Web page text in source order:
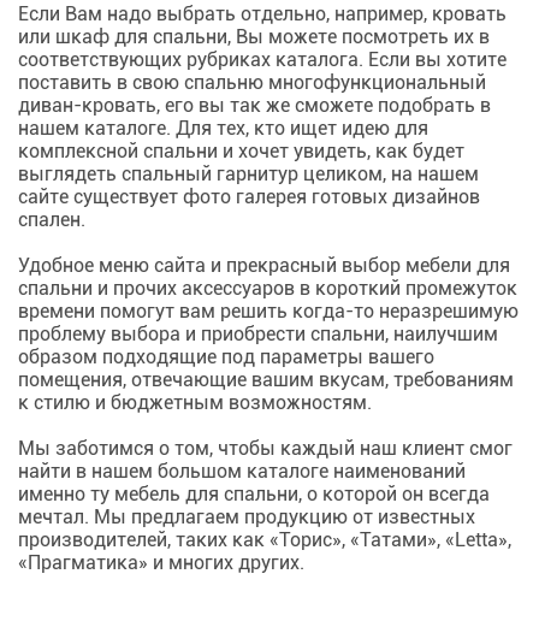
Если Вам надо выбрать отдельно, например, кровать
или шкаф для спальни, Вы можете посмотреть их в
соответствующих рубриках каталога. Если вы хотите
поставить в свою спальню многофункциональный
диван-кровать, его вы так же сможете подобрать в
нашем каталоге. Для тех, кто ищет идею для
комплексной спальни и хочет увидеть, как будет
выглядеть спальный гарнитур целиком, на нашем
сайте существует фото галерея готовых дизайнов
спален.
Удобное меню сайта и прекрасный выбор мебели для
спальни и прочих аксессуаров в короткий промежуток
времени помогут вам решить когда-то неразрешимую
проблему выбора и приобрести спальни, наилучшим
образом подходящие под параметры вашего
помещения, отвечающие вашим вкусам, требованиям
к стилю и бюджетным возможностям.
Мы заботимся о том, чтобы каждый наш клиент смог
найти в нашем большом каталоге наименований
именно ту мебель для спальни, о которой он всегда
мечтал. Мы предлагаем продукцию от известных
производителей, таких как «Торис», «Татами», «Letta»,
«Прагматика» и многих других.